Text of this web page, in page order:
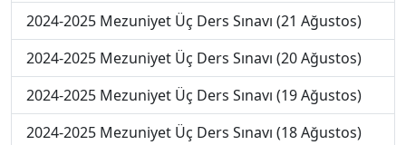
2024-2025 Mezuniyet Üç Ders Sınavı (21 Ağustos)
2024-2025 Mezuniyet Üç Ders Sınavı (20 Ağustos)
2024-2025 Mezuniyet Üç Ders Sınavı (19 Ağustos)
2024-2025 Mezuniyet Üç Ders Sınavı (18 Ağustos)